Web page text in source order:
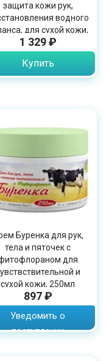
защита кожи рук,
водного
для сухой кожи,
100г
1 329 ₽
Купить
Буренка для рук,
тела и пяточек с
для
и
сухой кожи, 250мл
897 ₽
Уведомить о
поступлении